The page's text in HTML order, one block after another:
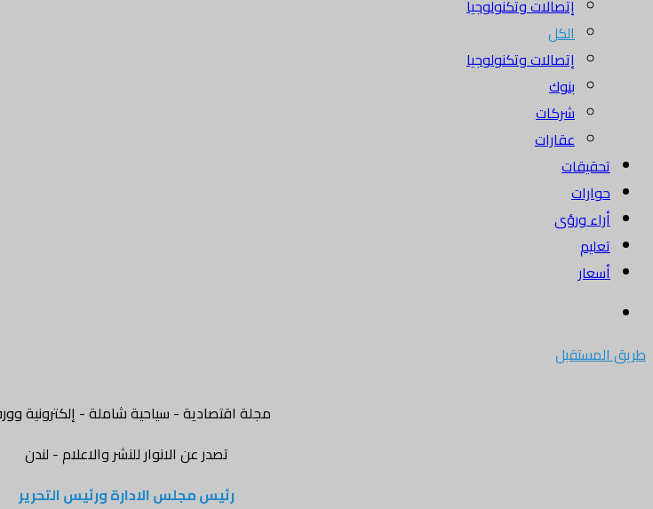
إتصالات وتكنولوجيا
الكل
إتصالات وتكنولوجيا
بنوك
شركات
عقارات
تحقيقات
حوارات
أراء ورؤى
تعليم
أسعار
طريق المستقبل
مجلة اقتصادية - سياحية شاملة - إلكترونية
تصدر عن الانوار للنشر والاعلام - لندن
رئيس مجلس الادارة ورئيس التحرير